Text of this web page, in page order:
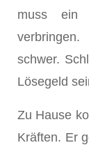
muss ein
schwer.
Lösegeld
Zu Hause
Kräften. Er